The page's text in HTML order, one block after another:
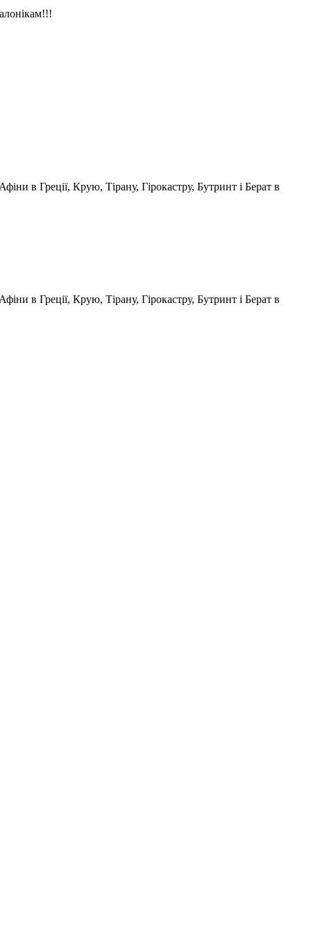
в Греції, Крую, Тірану, Гірокастру, Бутринт і Берат в
в Греції, Крую, Тірану, Гірокастру, Бутринт і Берат в